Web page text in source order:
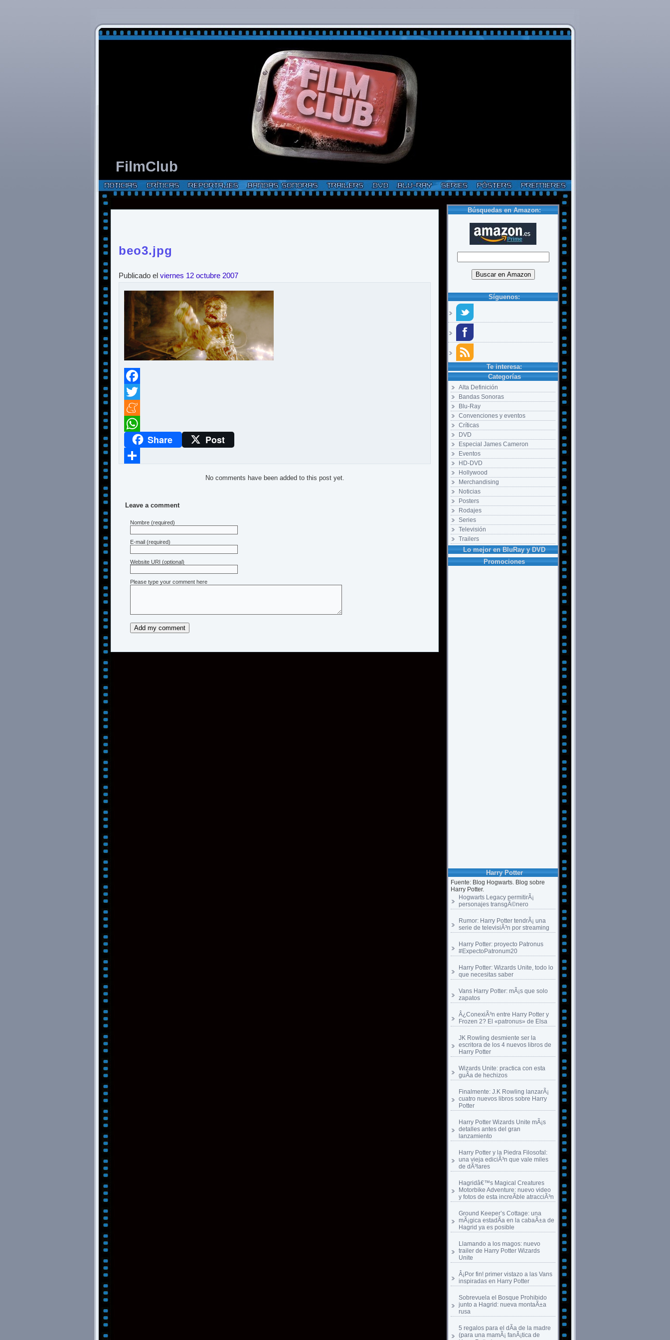
FilmClub
Búsquedas en Amazon:
Síguenos:
Te interesa:
Categorías
Alta Definición
Bandas Sonoras
Blu-Ray
Convenciones y eventos
Críticas
DVD
Especial James Cameron
Eventos
HD-DVD
Hollywood
Merchandising
Noticias
Posters
Rodajes
Series
Televisión
Trailers
Lo mejor en BluRay y DVD
Promociones
Harry Potter
Fuente: Blog Hogwarts. Blog sobre
Harry Potter.
Hogwarts Legacy permitirÃ¡
personajes transgÃ©nero
Rumor: Harry Potter tendrÃ¡ una
serie de televisiÃ³n por streaming
Harry Potter: proyecto Patronus
#ExpectoPatronum20
Harry Potter: Wizards Unite, todo lo
que necesitas saber
Vans Harry Potter: mÃ¡s que solo
zapatos
Â¿ConexiÃ³n entre Harry Potter y
Frozen 2? El «patronus» de Elsa
JK Rowling desmiente ser la
escritora de los 4 nuevos libros de
Harry Potter
Wizards Unite: practica con esta
guÃ­a de hechizos
Finalmente: J.K Rowling lanzarÃ¡
cuatro nuevos libros sobre Harry
Potter
Harry Potter Wizards Unite mÃ¡s
detalles antes del gran
lanzamiento
Harry Potter y la Piedra Filosofal:
una vieja ediciÃ³n que vale miles
de dÃ³lares
Hagridâ€™s Magical Creatures
Motorbike Adventure: nuevo video
y fotos de esta increÃ­ble atracciÃ³n
Ground Keeper’s Cottage: una
mÃ¡gica estadÃ­a en la cabaÃ±a de
Hagrid ya es posible
Llamando a los magos: nuevo
trailer de Harry Potter Wizards
Unite
Â¡Por fin! primer vistazo a las Vans
inspiradas en Harry Potter
Sobrevuela el Bosque Prohibido
junto a Hagrid: nueva montaÃ±a
rusa
5 regalos para el dÃ­a de la madre
(para una mamÃ¡ fanÃ¡tica de
beo3.jpg
Publicado el viernes 12 octubre 2007
Facebook
Twitter
Meneame
WhatsAppShare Post
No comments have been added to this post yet.
Leave a comment
Nombre (required)
E-mail (required)
Website URI (optional)
Please type your comment here